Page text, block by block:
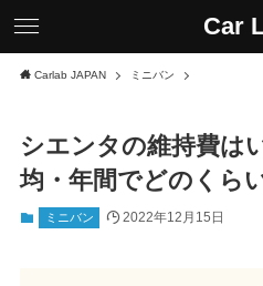
Car
Carlab JAPAN ミニバン
シエンタの維持費は
均・年間でどのくら
ミニバン 2022年12月15日